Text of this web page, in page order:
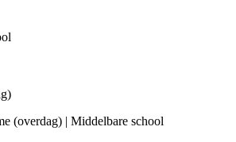
(overdag) | Middelbare school